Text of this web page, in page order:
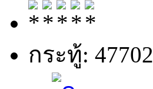
กระทู้: 47702